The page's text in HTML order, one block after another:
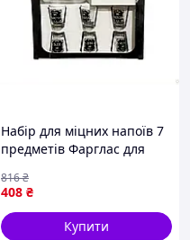
Набір для міцних напоїв 7
предметів Фарглас для
алкогольних напоїв
408 ₴
816₴
Купити